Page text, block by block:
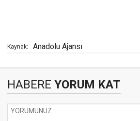
Kaynak: Anadolu Ajansı
HABERE YORUM KAT